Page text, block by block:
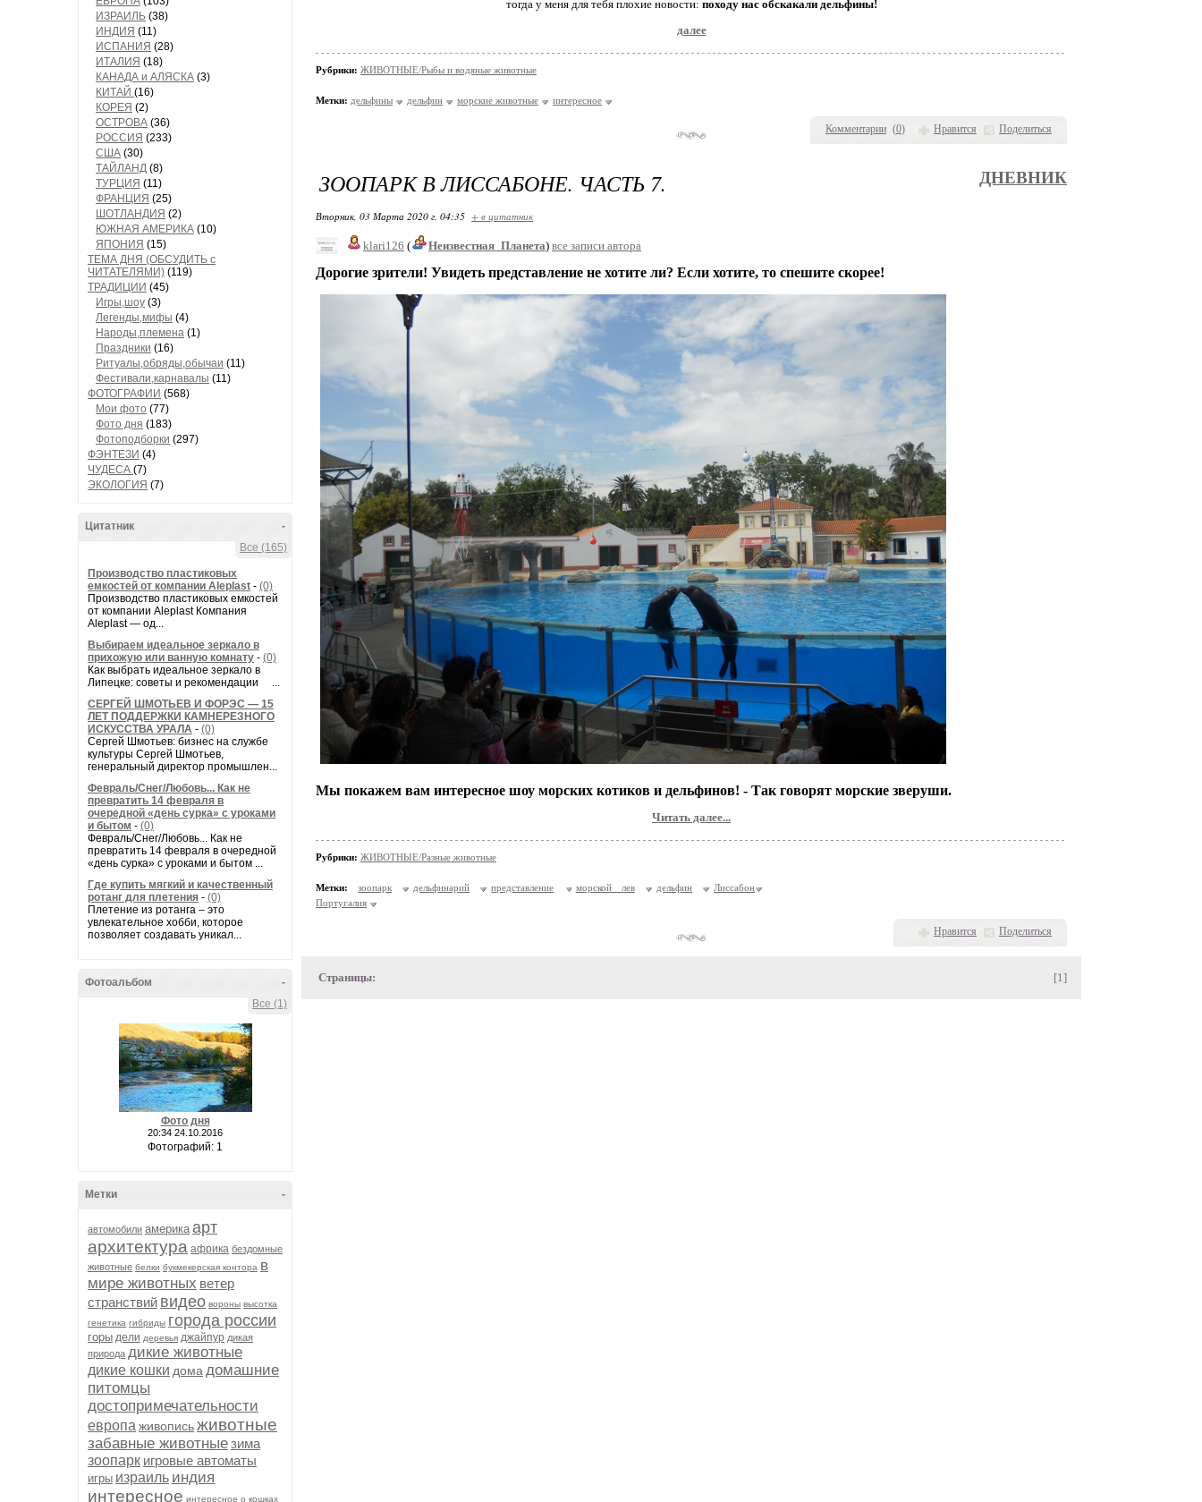
ИЗРАИЛЬ (38)
ИНДИЯ (11)
ИСПАНИЯ (28)
ИТАЛИЯ (18)
КАНАДА и АЛЯСКА (3)
КИТАЙ (16)
КОРЕЯ (2)
ОСТРОВА (36)
РОССИЯ (233)
США (30)
ТАЙЛАНД (8)
ТУРЦИЯ (11)
ФРАНЦИЯ (25)
ШОТЛАНДИЯ (2)
ЮЖНАЯ АМЕРИКА (10)
ЯПОНИЯ (15)
ТЕМА ДНЯ (ОБСУДИТЬ с
ЧИТАТЕЛЯМИ) (119)
ТРАДИЦИИ (45)
Игры,шоу (3)
Легенды,мифы (4)
Народы,племена (1)
Праздники (16)
Ритуалы,обряды,обычаи (11)
Фестивали,карнавалы (11)
ФОТОГРАФИИ (568)
Мои фото (77)
Фото дня (183)
Фотоподборки (297)
ФЭНТЕЗИ (4)
ЧУДЕСА (7)
ЭКОЛОГИЯ (7)
-
Цитатник
Все (165)
Производство пластиковых
емкостей от компании Aleplast - (0)
Производство пластиковых емкостей
от компании Aleplast Компания
Aleplast — од...
Выбираем идеальное зеркало в
прихожую или ванную комнату - (0)
Как выбрать идеальное зеркало в
Липецке: советы и рекомендации ...
СЕРГЕЙ ШМОТЬЕВ И ФОРЭС — 15
ЛЕТ ПОДДЕРЖКИ КАМНЕРЕЗНОГО
ИСКУССТВА УРАЛА - (0)
Сергей Шмотьев: бизнес на службе
культуры Сергей Шмотьев,
генеральный директор промышлен...
Февраль/Снег/Любовь... Как не
превратить 14 февраля в
очередной «день сурка» с уроками
и бытом - (0)
Февраль/Снег/Любовь... Как не
превратить 14 февраля в очередной
«день сурка» с уроками и бытом ...
Где купить мягкий и качественный
ротанг для плетения - (0)
Плетение из ротанга – это
увлекательное хобби, которое
позволяет создавать уникал...
-
Фотоальбом
Все (1)
Фото дня
20:34 24.10.2016
Фотографий: 1
-
Метки
автомобили америка арт
архитектура африка бездомные
животные белки букмекерская контора в
мире животных ветер
странствий видео вороны высотка
генетика гибриды города россии
горы дели деревья джайпур дикая
природа дикие животные
дикие кошки дома домашние
питомцы
достопримечательности
европа живописьживотные
забавные животныезима
зоопарк игровые автоматы
игры израиль индия
интересное интересное о кошках
Комментарии (0) Нравится Поделиться
тогда у меня для тебя плохие новости: походу нас обскакали дельфины!
далее
Рубрики: ЖИВОТНЫЕ/Рыбы и водяные животные
Метки: дельфины дельфин морские животные интересное
Нравится Поделиться
ЗООПАРК В ЛИССАБОНЕ. ЧАСТЬ 7. ДНЕВНИК
Вторник, 03 Марта 2020 г. 04:35 + в цитатник
klari126 ( Неизвестная_Планета) все записи автора
Дорогие зрители! Увидеть представление не хотите ли? Если хотите, то спешите скорее!
Мы покажем вам интересное шоу морских котиков и дельфинов! - Так говорят морские зверуши.
Читать далее...
Рубрики: ЖИВОТНЫЕ/Разные животные
Метки: зоопарк дельфинарий представление морской лев дельфин
Лиссабон
Португалия
Страницы: [1]